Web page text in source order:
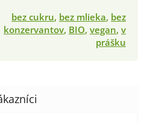
bez cukru, bez mlieka, bez
konzervantov, BIO, vegan, v
prášku